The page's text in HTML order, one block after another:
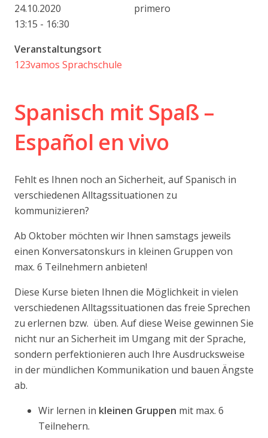
24.10.2020
13:15 - 16:30
Veranstaltungsort
123vamos Sprachschule
Spanisch mit Spaß –
Español en vivo
Fehlt es Ihnen noch an Sicherheit, auf Spanisch in
verschiedenen Alltagssituationen zu
kommunizieren?
Ab Oktober möchten wir Ihnen samstags jeweils
einen Konversatonskurs in kleinen Gruppen von
max. 6 Teilnehmern anbieten!
Diese Kurse bieten Ihnen die Möglichkeit in vielen
verschiedenen Alltagssituationen das freie Sprechen
zu erlernen bzw. üben. Auf diese Weise gewinnen Sie
nicht nur an Sicherheit im Umgang mit der Sprache,
sondern perfektionieren auch Ihre Ausdrucksweise
in der mündlichen Kommunikation und bauen Ängste
ab.
Wir lernen in kleinen Gruppen mit max. 6
Teilnehern.